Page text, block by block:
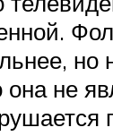
но
не